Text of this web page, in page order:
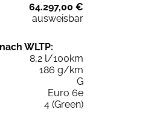
64.297,00 €
ausweisbar
WLTP:
8,2 l/100km
186 g/km
G
Euro 6e
4 (Green)